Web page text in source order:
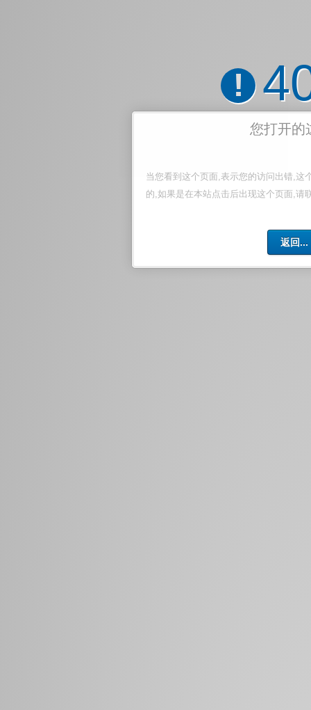
!
您打开的
当您看到这个页面,表示您的访问出错,这
的,如果是在本站点击后出现这个页面,请
返回...